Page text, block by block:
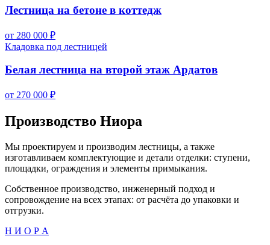
Лестница на бетоне в коттедж
от 280 000 ₽
Кладовка под лестницей
Белая лестница на второй этаж Ардатов
от 270 000 ₽
Производство Ниора
Мы проектируем и производим лестницы, а также
изготавливаем комплектующие и детали отделки: ступени,
площадки, ограждения и элементы примыкания.
Собственное производство, инженерный подход и
сопровождение на всех этапах: от расчёта до упаковки и
отгрузки.
Н И О Р А